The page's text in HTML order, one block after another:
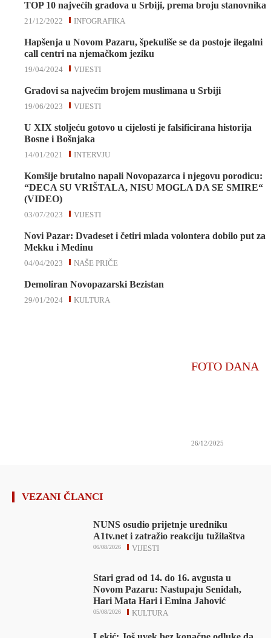
TOP 10 najvećih gradova u Srbiji, prema broju stanovnika
INFOGRAFIKA
21/12/2022
Hapšenja u Novom Pazaru, špekuliše se da postoje ilegalni
call centri na njemačkom jeziku
VIJESTI
19/04/2024
Gradovi sa najvećim brojem muslimana u Srbiji
VIJESTI
19/06/2023
U XIX stoljeću gotovo u cijelosti je falsificirana historija
Bosne i Bošnjaka
INTERVJU
14/01/2021
Komšije brutalno napali Novopazarca i njegovu porodicu:
“DECA SU VRIŠTALA, NISU MOGLA DA SE SMIRE“
(VIDEO)
VIJESTI
03/07/2023
Novi Pazar: Dvadeset i četiri mlada volontera dobilo put za
Mekku i Medinu
NAŠE PRIČE
04/04/2023
Demoliran Novopazarski Bezistan
KULTURA
29/01/2024
FOTO DANA
26/12/2025
VEZANI ČLANCI
NUNS osudio prijetnje uredniku
A1tv.net i zatražio reakciju tužilaštva
VIJESTI
06/08/2026
Stari grad od 14. do 16. avgusta u
Novom Pazaru: Nastupaju Senidah,
Hari Mata Hari i Emina Jahović
KULTURA
05/08/2026